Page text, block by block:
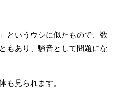
というウシに似たもので、数
もあり、騒音として問題にな
も見られます。